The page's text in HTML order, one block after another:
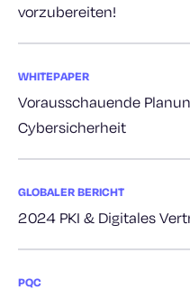
vorzubereiten!
WHITEPAPER
Vorausschauende
Cybersicherheit
GLOBALER BERICHT
2024 PKI & Digitales
PQC